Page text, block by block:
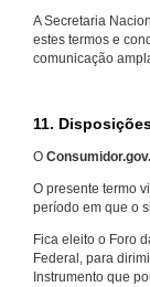
A Secretaria
estes termos e
comunicação
11.
O
O presente termo
período em que o
Fica eleito o Foro
Federal, para
Instrumento que